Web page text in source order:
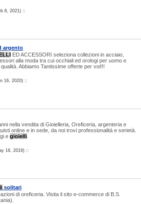
8, 2021) ::
argento
ED ACCESSORI seleziona collezioni in acciaio,
alla moda tra cui occhiali ed orologi per uomo e
Abbiamo Tantissime offerte per voi!!!
16, 2020) ::
nella vendita di Gioielleria, Oreficeria, argenteria e
online e in sede, da noi trovi professionalità e serietà.
e gioielli
16, 2019) ::
solitari
di oreficeria. Visita il sito e-commerce di B.S.